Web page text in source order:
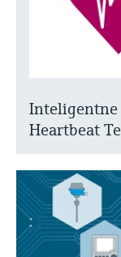
Inteligentne
Heartbeat